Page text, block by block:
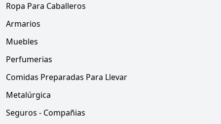
Ropa Para Caballeros
Armarios
Muebles
Perfumerias
Comidas Preparadas Para Llevar
Metalúrgica
Seguros - Compañias